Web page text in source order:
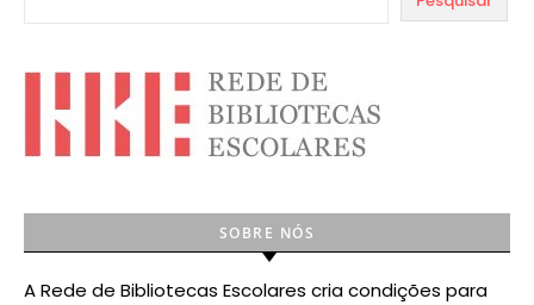
SOBRE NÓS
A Rede de Bibliotecas Escolares cria condições para